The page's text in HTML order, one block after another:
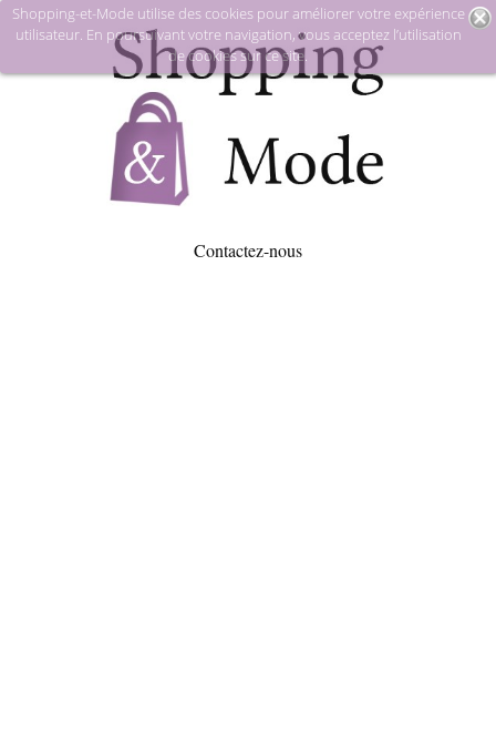
Contactez-nous
Shopping-et-Mode utilise des cookies pour améliorer votre expérience
utilisateur. En poursuivant votre navigation, vous acceptez l’utilisation
de cookies sur ce site.